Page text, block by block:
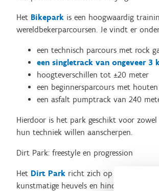
Het Bikepark is een hoogwaardig
wereldbekerparcoursen. Je vindt er
een technisch parcours met rock
een singletrack van ongeveer 3
hoogteverschillen tot ±20 meter
een beginnersparcours met
een asfalt pumptrack van 240
Hierdoor is het park geschikt voor
hun techniek willen aanscherpen.
Dirt Park: freestyle en progression
Het Dirt Park richt zich op freestyle
kunstmatige heuvels en hindernissen en